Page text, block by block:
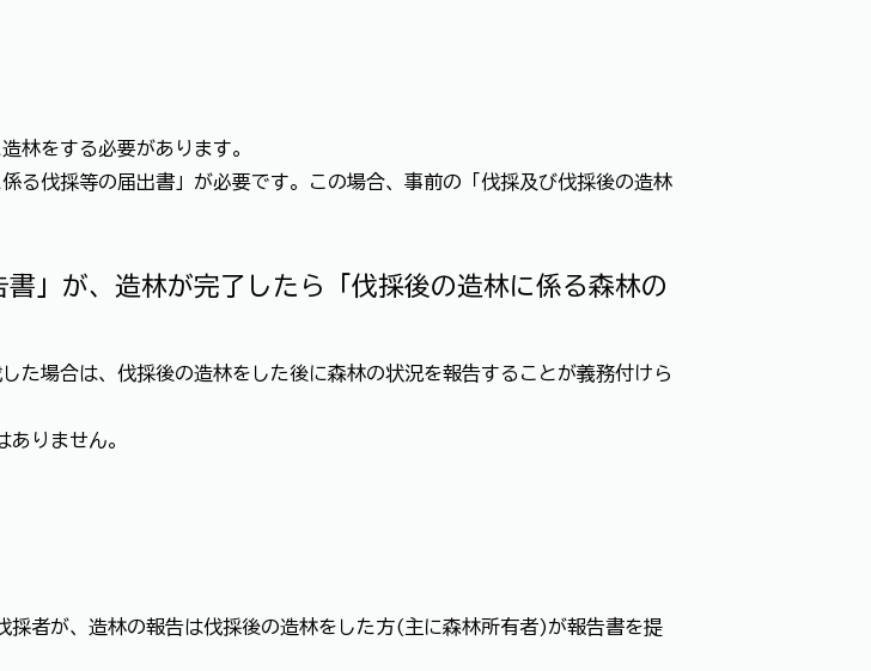
林をする必要があります。
る伐採等の届出書」が必要です。この場合、事前の「伐採及び伐採後の造林
」が、造林が完了したら「伐採後の造林に係る森林の
た場合は、伐採後の造林をした後に森林の状況を報告することが義務付けら
りません。
採者が、造林の報告は伐採後の造林をした方(主に森林所有者)が報告書を提